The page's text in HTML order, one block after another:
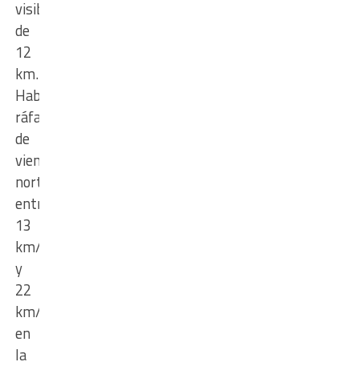
visibilidad
de
12
km.
Habrá
ráfagas
de
viento
norte
entre
13
km/h
y
22
km/h
en
la